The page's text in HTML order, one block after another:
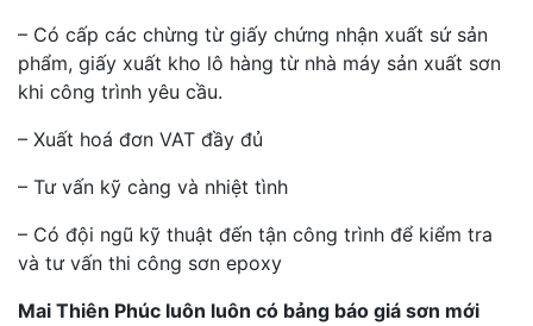
– Có cấp các chừng từ giấy chứng nhận xuất sứ sản
phẩm, giấy xuất kho lô hàng từ nhà máy sản xuất sơn
khi công trình yêu cầu.
– Xuất hoá đơn VAT đầy đủ
– Tư vấn kỹ càng và nhiệt tình
– Có đội ngũ kỹ thuật đến tận công trình để kiểm tra
và tư vấn thi công sơn epoxy
Mai Thiên Phúc luôn luôn có bảng báo giá sơn mới